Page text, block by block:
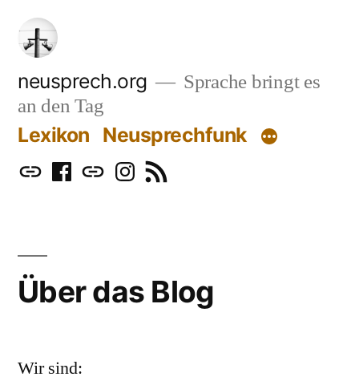
Zum
Inhalt
springen
neusprech.org
Sprache bringt es
an den Tag
Lexikon Neusprechfunk
MastodonFacebook
BlueskyInstagram
RSS
Über das Blog
Wir sind: